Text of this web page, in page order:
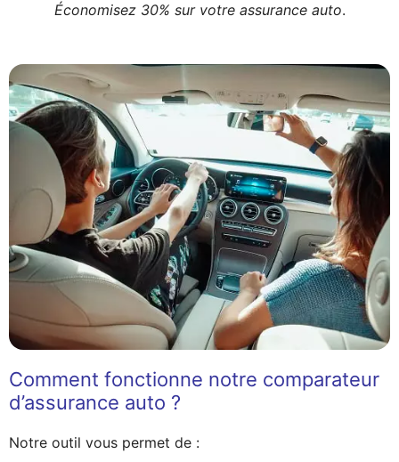
Économisez 30% sur votre assurance auto.
Comment fonctionne notre comparateur
d’assurance auto ?
Notre outil vous permet de :